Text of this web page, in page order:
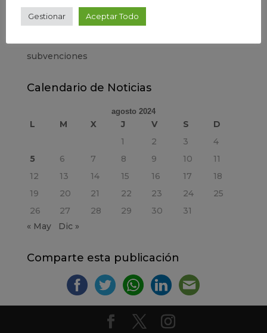
Madrid Río
subvenciones
Calendario de Noticias
agosto 2024
L M X J V S
D
1
2 3
4
5
6 7 8 9 10
11
12
13 14 15 16 17
18
19
20 21 22 23 24
25
26
27 28 29 30
31
« May
Dic »
Comparte esta publicación
Gestionar Aceptar Todo